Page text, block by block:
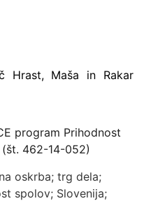
Hrast, Maša in Rakar
program Prihodnost
(št. 462-14-052)
oskrba; trg dela;
spolov; Slovenija;